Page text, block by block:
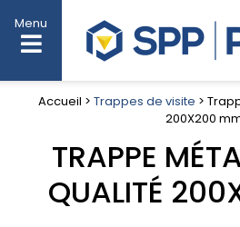
Menu
Accueil > Trappes de visite >
200X200
TRAPPE
QUALITÉ